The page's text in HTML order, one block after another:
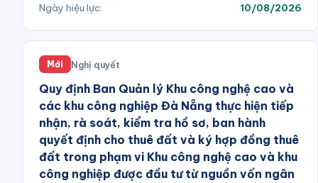
Ngày hiệu lực:
10/08/2026
Mới Nghị quyết
Quy định Ban Quản lý Khu công nghệ cao và
các khu công nghiệp Đà Nẵng thực hiện tiếp
nhận, rà soát, kiểm tra hồ sơ, ban hành
quyết định cho thuê đất và ký hợp đồng thuê
đất trong phạm vi Khu công nghệ cao và khu
công nghiệp được đầu tư từ nguồn vốn ngân